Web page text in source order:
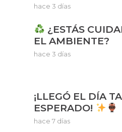
hace 3 días
¿ESTÁS
EL AMBIENTE?
hace 3 días
¡LLEGÓ EL DÍA
ESPERADO!
hace 7 días